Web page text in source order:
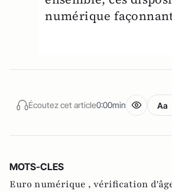
numérique
Écoutez cet article0:00min Aa
MOTS-CLES
Euro numérique , vérification